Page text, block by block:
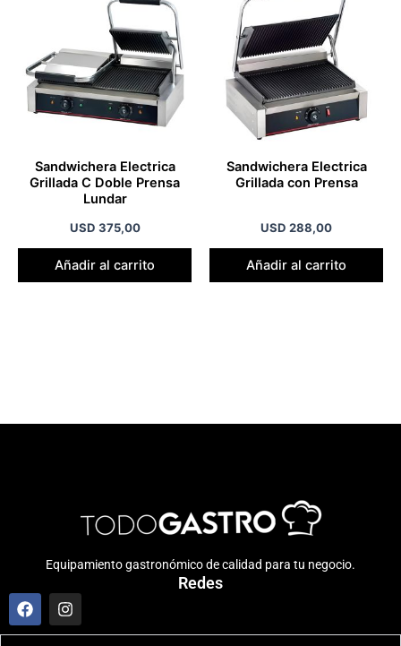
Sandwichera Electrica
Grillada C Doble Prensa
Lundar
USD 375,00
Añadir al carrito
Sandwichera Electrica
Grillada con Prensa
USD 288,00
Añadir al carrito
Equipamiento gastronómico de calidad para tu negocio.
Redes
F
a
c
I
n
s